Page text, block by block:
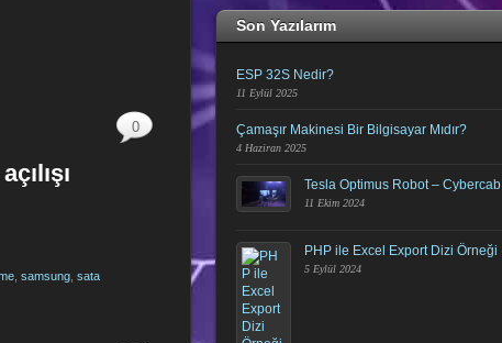
0
samsung sata
Son Yazılarım
ESP 32S Nedir?
11 Eylül 2025
Çamaşır Makinesi Bir Bilgisayar Mıdır?
4 Haziran 2025
Tesla Optimus Robot – Cybercab
11 Ekim 2024
PHP ile Excel Export Dizi Örneği
5 Eylül 2024